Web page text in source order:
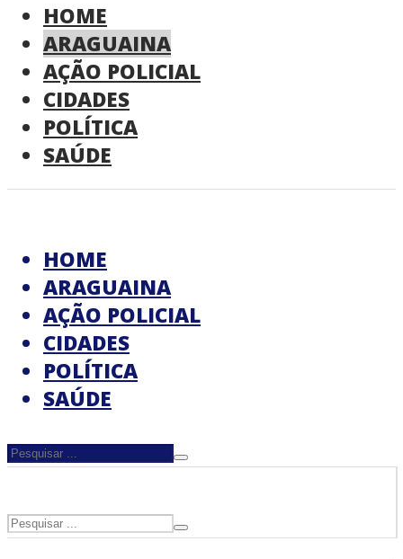
HOME
ARAGUAINA
AÇÃO POLICIAL
CIDADES
POLÍTICA
SAÚDE
HOME
ARAGUAINA
AÇÃO POLICIAL
CIDADES
POLÍTICA
SAÚDE